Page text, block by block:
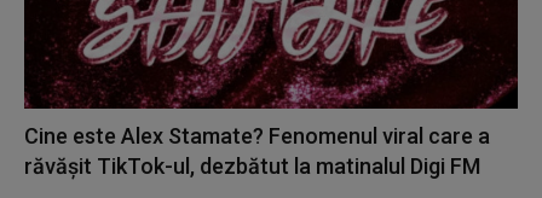
Cine este Alex Stamate? Fenomenul viral care a
răvășit TikTok-ul, dezbătut la matinalul Digi FM